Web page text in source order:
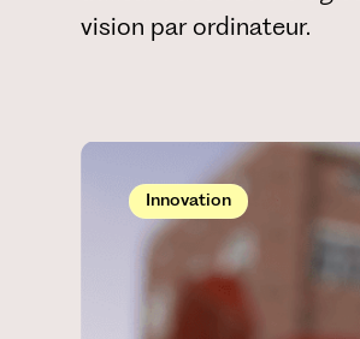
vision par ordinateur.
Innovation